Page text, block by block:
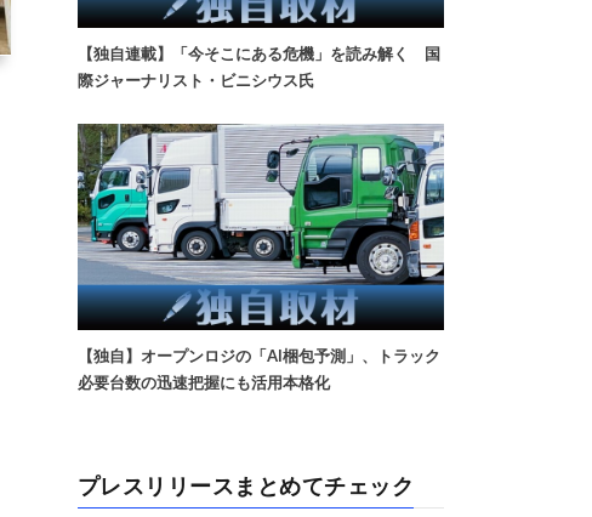
【独自連載】「今そこにある危機」を読み解く 国
際ジャーナリスト・ビニシウス氏
【独自】オープンロジの「AI梱包予測」、トラック
必要台数の迅速把握にも活用本格化
プレスリリースまとめてチェック